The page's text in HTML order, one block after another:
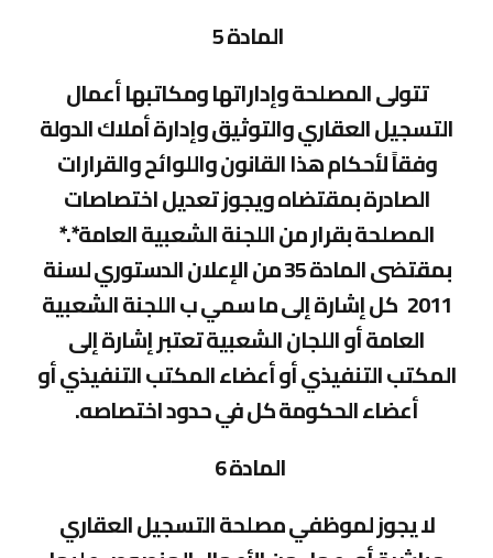
المادة 5
تتولى المصلحة وإداراتها ومكاتبها أعمال
التسجيل العقاري والتوثيق وإدارة أملاك الدولة
وفقاً لأحكام هذا القانون واللوائح والقرارات
الصادرة بمقتضاه ويجوز تعديل اختصاصات
المصلحة بقرار من اللجنة الشعبية العامة*.*
بمقتضى المادة 35 من الإعلان الدستوري لسنة
2011 كل إشارة إلى ما سمي ب اللجنة الشعبية
العامة أو اللجان الشعبية تعتبر إشارة إلى
المكتب التنفيذي أو أعضاء المكتب التنفيذي أو
أعضاء الحكومة كل في حدود اختصاصه.
المادة 6
لا يجوز لموظفي مصلحة التسجيل العقاري